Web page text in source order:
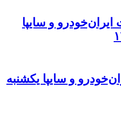
و سایپا
و سایپا یکشنبه